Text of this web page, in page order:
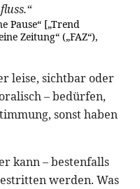
Pause“ [„Trend
Zeitung“ („FAZ“),
leise, sichtbar oder
– bedürfen,
sonst haben
kann – bestenfalls
werden. Was